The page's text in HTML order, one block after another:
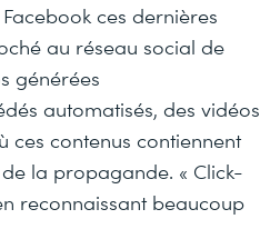
ces dernières
au réseau social de
générées
automatisés, des vidéos
ces contenus contiennent
la propagande. « Click-
reconnaissant beaucoup